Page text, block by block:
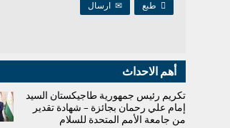
 طبع ✉ ارسال
أهم الاحداث
تكريم رئيس جمهورية طاجيكستان السيد
إمام علي رحمان بجائزة – شهادة تقدير
من جامعة الأمم المتحدة للسلام